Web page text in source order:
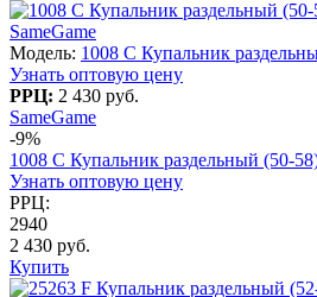
SameGame
Модель: 1008 C Купальник
Узнать оптовую цену
РРЦ: 2 430 руб.
SameGame
-9%
1008 C Купальник раздельный (50-
Узнать оптовую цену
РРЦ:
2940
2 430 руб.
Купить